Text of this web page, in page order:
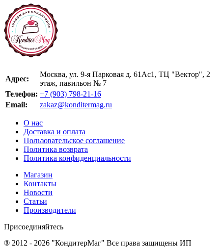
Адрес:
Москва, ул. 9-я Парковая д. 61Ас1, ТЦ "Вектор", 2
этаж, павильон № 7
Телефон: +7 (903) 798-21-16
Email:
zakaz@konditermag.ru
О нас
Доставка и оплата
Пользовательское соглашение
Политика возврата
Политика конфиденциальности
Магазин
Контакты
Новости
Статьи
Производители
Присоединяйтесь
® 2012 - 2026 "КондитерМаг" Все права защищены ИП